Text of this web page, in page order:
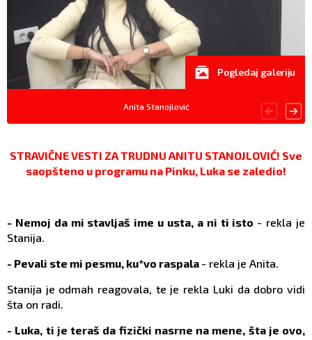
Anita Stanojlović
Pogledaj galeriju
STRAVIČNE VESTI ZA TRUDNU ANITU STANOJLOVIĆ! Sve
saopšteno u programu na Pinku, Luka se zaledio!
- Nemoj da mi stavljaš ime u usta, a ni ti isto - rekla je
Stanija.
- Pevali ste mi pesmu, ku*vo raspala - rekla je Anita.
Stanija je odmah reagovala, te je rekla Luki da dobro vidi
šta on radi.
- Luka, ti je teraš da fizički nasrne na mene, šta je ovo,